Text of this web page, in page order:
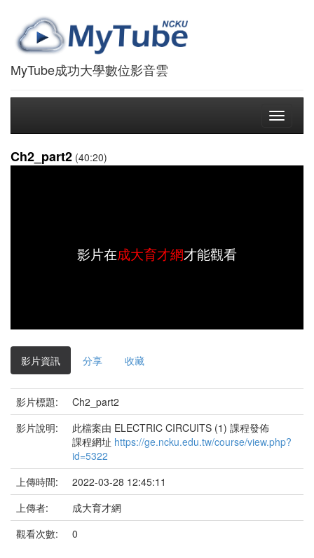
MyTube成功大學數位影音雲
Toggle
Ch2_part2 (40:20)
影片在成大育才網才能觀看
影片資訊 分享 收藏
影片標題:
Ch2_part2
影片說明:
此檔案由 ELECTRIC CIRCUITS (1) 課程發佈
課程網址 https://ge.ncku.edu.tw/course/view.php?
id=5322
上傳時間:
2022-03-28 12:45:11
上傳者:
成大育才網
觀看次數:
0